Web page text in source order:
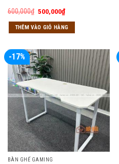
600,000₫ Giá
là:
600,000₫.
500,000₫Giá
hiện
tại
là:
THÊM VÀO GIỎ HÀNG
-17%
BÀN GHẾ GAMING